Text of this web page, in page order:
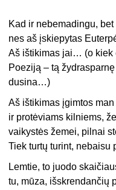
Kad ir nebemadingu,
nes aš įskiepytas
Aš ištikimas jai… (o kiek
Poeziją – tą
dusina…)
Aš ištikimas įgimtos
ir protėviams kilniems,
vaikystės žemei, pilnai
Tiek turtų turint,
Lemtie, to juodo
tu, mūza, išskrendančių